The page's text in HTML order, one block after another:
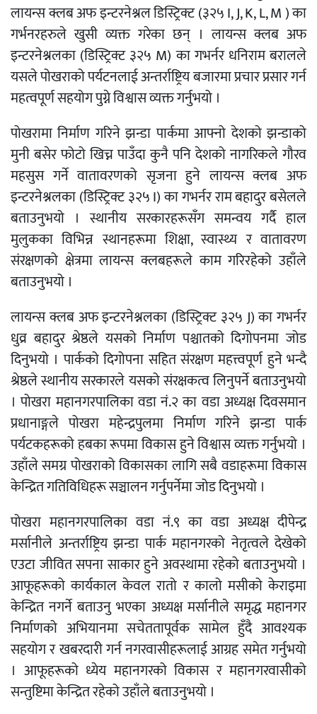
लायन्स क्लब अफ इन्टरनेश्नल डिस्ट्रिक्ट (३२५ I, J, K, L, M ) का
गर्भनरहरुले खुसी व्यक्त गरेका छन् । लायन्स क्लब अफ
इन्टरनेश्नलका (डिस्ट्रिक्ट ३२५ M) का गभर्नर धनिराम बरालले
यसले पोखराको पर्यटनलाई अन्तर्राष्ट्रिय बजारमा प्रचार प्रसार गर्न
महत्वपूर्ण सहयोग पुग्ने विश्वास व्यक्त गर्नुभयो ।
पोखरामा निर्माण गरिने झन्डा पार्कमा आफ्नो देशको झन्डाको
मुनी बसेर फोटो खिच्न पाउँदा कुनै पनि देशको नागरिकले गौरव
महसुस गर्ने वातावरणको सृजना हुने लायन्स क्लब अफ
इन्टरनेश्नलका (डिस्ट्रिक्ट ३२५ I) का गभर्नर राम बहादुर बसेलले
बताउनुभयो । स्थानीय सरकारहरूसँग समन्वय गर्दै हाल
मुलुकका विभिन्न स्थानहरूमा शिक्षा, स्वास्थ्य र वातावरण
संरक्षणको क्षेत्रमा लायन्स क्लबहरूले काम गरिरहेको उहाँले
बताउनुभयो ।
लायन्स क्लब अफ इन्टरनेश्नलका (डिस्ट्रिक्ट ३२५ J) का गभर्नर
धुव्र बहादुर श्रेष्ठले यसको निर्माण पश्चातको दिगोपनमा जोड
दिनुभयो । पार्कको दिगोपना सहित संरक्षण महत्त्वपूर्ण हुने भन्दै
श्रेष्ठले स्थानीय सरकारले यसको संरक्षकत्व लिनुपर्ने बताउनुभयो
। पोखरा महानगरपालिका वडा नं.२ का वडा अध्यक्ष दिवसमान
प्रधानाङ्गले पोखरा महेन्द्रपुलमा निर्माण गरिने झन्डा पार्क
पर्यटकहरूको हबका रूपमा विकास हुने विश्वास व्यक्त गर्नुभयो ।
उहाँले समग्र पोखराको विकासका लागि सबै वडाहरूमा विकास
केन्द्रित गतिविधिहरू सञ्चालन गर्नुपर्नेमा जोड दिनुभयो ।
पोखरा महानगरपालिका वडा नं.९ का वडा अध्यक्ष दीपेन्द्र
मर्सानीले अन्तर्राष्ट्रिय झन्डा पार्क महानगरको नेतृत्वले देखेको
एउटा जीवित सपना साकार हुने अवस्थामा रहेको बताउनुभयो ।
आफूहरूको कार्यकाल केवल रातो र कालो मसीको केराइमा
केन्द्रित नगर्ने बताउनु भएका अध्यक्ष मर्सानीले समृद्ध महानगर
निर्माणको अभियानमा सचेततापूर्वक सामेल हुँदै आवश्यक
सहयोग र खबरदारी गर्न नगरवासीहरूलाई आग्रह समेत गर्नुभयो
। आफूहरूको ध्येय महानगरको विकास र महानगरवासीको
सन्तुष्टिमा केन्द्रित रहेको उहाँले बताउनुभयो ।